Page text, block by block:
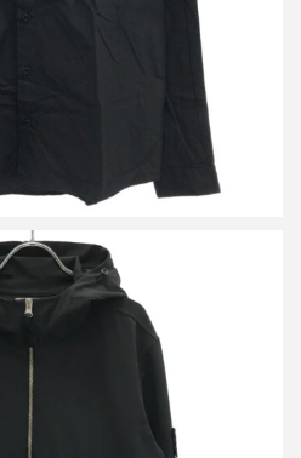
Shell-R Hooded Jacket ソフトシェ
ッドジャケット